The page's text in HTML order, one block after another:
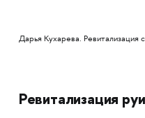
Дарья Кухарева.
Ревитализация